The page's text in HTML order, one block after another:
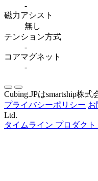
-
磁力アシスト
無し
テンション方式
-
コアマグネット
-
Cubing.JPはsmartship株
プライバシーポリシー お
Ltd.
タイムライン プロダクト